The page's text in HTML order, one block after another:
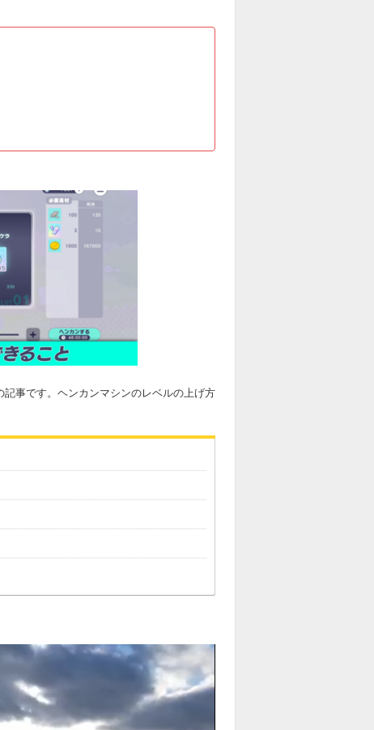
事です。ヘンカンマシンのレベルの上げ方